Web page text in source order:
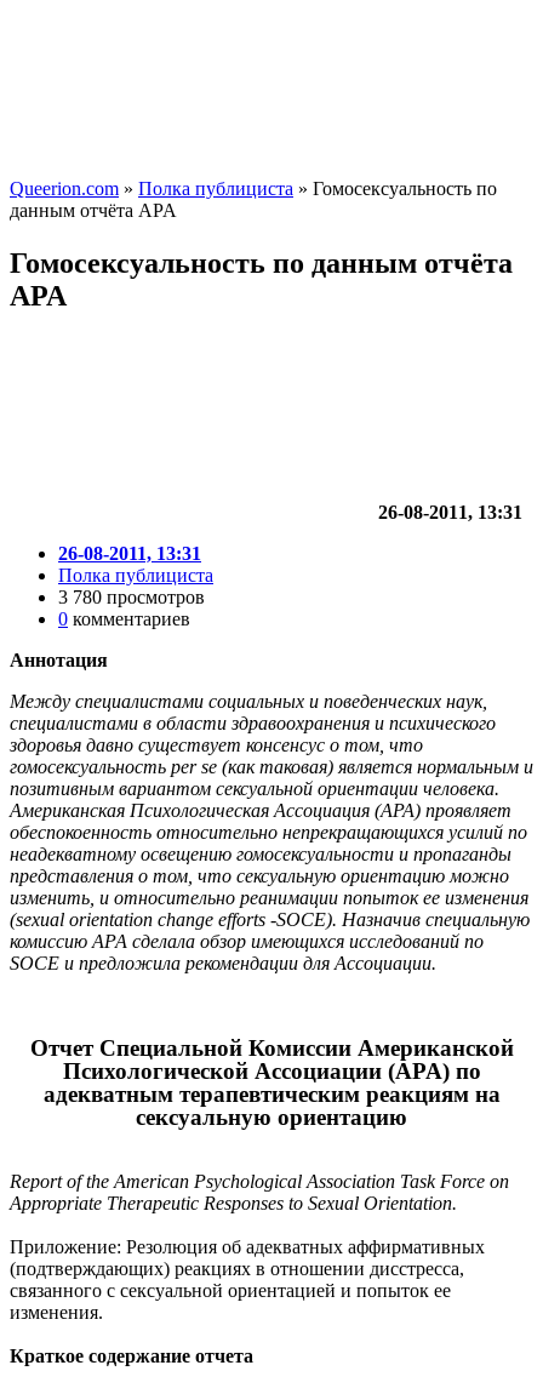
Queerion.com » Полка публициста » Гомосексуальность по
данным отчёта АPA
Гомосексуальность по данным отчёта
АPA
26-08-2011, 13:31
26-08-2011, 13:31
Полка публициста
3 780 просмотров
0 комментариев
Аннотация
Между специалистами социальных и поведенческих наук,
специалистами в области здравоохранения и психического
здоровья давно существует консенсус о том, что
гомосексуальность per se (как таковая) является нормальным и
позитивным вариантом сексуальной ориентации человека.
Американская Психологическая Ассоциация (APA) проявляет
обеспокоенность относительно непрекращающихся усилий по
неадекватному освещению гомосексуальности и пропаганды
представления о том, что сексуальную ориентацию можно
изменить, и относительно реанимации попыток ее изменения
(sexual orientation change efforts -SOCE). Назначив специальную
комиссию АРА сделала обзор имеющихся исследований по
SOCE и предложила рекомендации для Ассоциации.
Отчет Специальной Комиссии Американской
Психологической Ассоциации (APA) по
адекватным терапевтическим реакциям на
сексуальную ориентацию
Report of the American Psychological Association Task Force on
Appropriate Therapeutic Responses to Sexual Orientation.
Приложение: Резолюция об адекватных аффирмативных
(подтверждающих) реакциях в отношении дисстресса,
связанного с сексуальной ориентацией и попыток ее
изменения.
Краткое содержание отчета